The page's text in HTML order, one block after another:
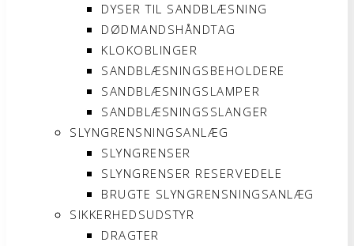
DYSER TIL SANDBLÆSNING
DØDMANDSHÅNDTAG
KLOKOBLINGER
SANDBLÆSNINGSBEHOLDERE
SANDBLÆSNINGSLAMPER
SANDBLÆSNINGSSLANGER
SLYNGRENSNINGSANLÆG
SLYNGRENSER
SLYNGRENSER RESERVEDELE
BRUGTE SLYNGRENSNINGSANLÆG
SIKKERHEDSUDSTYR
DRAGTER